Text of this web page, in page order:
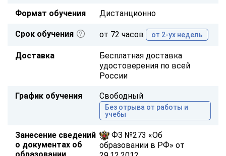
Формат обучения Дистанционно
Срок обучения от 72 часов от 2-ух недель
Доставка
Бесплатная доставка
удостоверения по всей
России
График обучения Свободный
Без отрыва от работы и
учебы
Занесение сведений
о документах об
ФЗ №273 «Об
образовании в РФ» от